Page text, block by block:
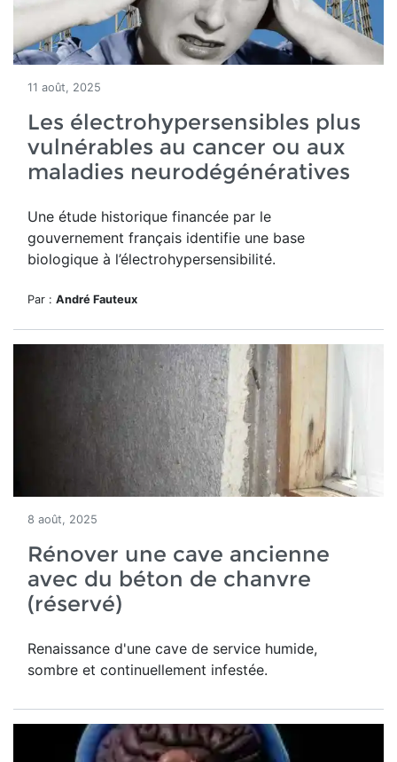
11 août, 2025
Les électrohypersensibles plus
vulnérables au cancer ou aux
maladies neurodégénératives
Une étude historique financée par le
gouvernement français identifie une base
biologique à l’électrohypersensibilité.
Par : André Fauteux
8 août, 2025
Rénover une cave ancienne
avec du béton de chanvre
(réservé)
Renaissance d'une cave de service humide,
sombre et continuellement infestée.